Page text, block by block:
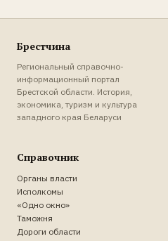
Брестчина
Региональный справочно-
информационный портал
Брестской области. История,
экономика, туризм и культура
западного края Беларуси
Справочник
Органы власти
Исполкомы
«Одно окно»
Таможня
Дороги области